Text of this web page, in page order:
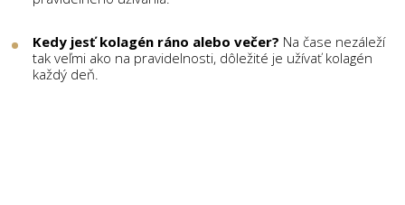
Kedy jesť kolagén ráno alebo večer? Na čase nezáleží
tak veľmi ako na pravidelnosti, dôležité je užívať kolagén
každý deň.